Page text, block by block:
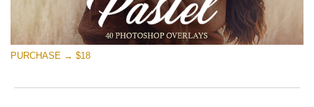
PURCHASE → $18